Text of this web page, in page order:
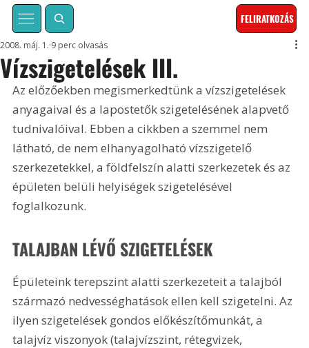
FELIRATKOZÁS
Vízszigetelések III.
2008. máj. 1. 9 perc olvasás
Az előzőekben megismerkedtünk a vízszigetelések
anyagaival és a lapostetők szigetelésének alapvető
tudnivalóival. Ebben a cikkben a szemmel nem
látható, de nem elhanyagolható vízszigetelő
szerkezetekkel, a földfelszín alatti szerkezetek és az
épületen belüli helyiségek szigetelésével
foglalkozunk.
TALAJBAN LÉVŐ SZIGETELÉSEK
Épületeink terepszint alatti szerkezeteit a talajból
származó nedvességhatások ellen kell szigetelni. Az
ilyen szigetelések gondos előkészítőmunkát, a
talajvíz viszonyok (talajvízszint, rétegvizek,